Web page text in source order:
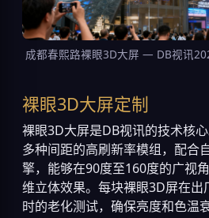
成都春熙路裸眼3D大屏 — DB视讯
裸眼3D大屏定制
裸眼3D大屏是DB视讯的技术核
多种间距的高刷新率模组，配合
擎，能够在90度至160度的广视
维立体效果。每块裸眼3D屏在
时的老化测试，确保亮度和色温